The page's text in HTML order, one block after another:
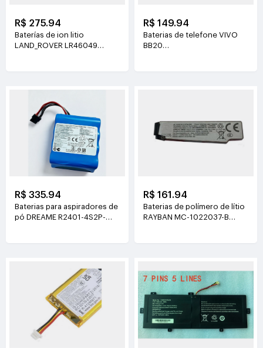
R$ 275.94
Baterías de ion litio
LAND_ROVER LR46049
R$ 149.94
Baterias de telefone VIVO
BB20
R$ 335.94
Baterias para aspiradores de
pó DREAME R2401-4S2P-
R$ 161.94
Baterias de polímero de lítio
RAYBAN MC-1022037-B